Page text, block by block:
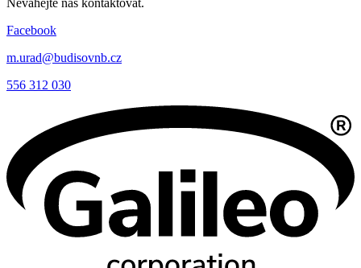
Neváhejte nás kontaktovat.
Facebook
m.urad@budisovnb.cz
556 312 030